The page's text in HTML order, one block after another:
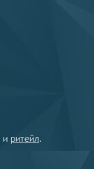
и ритейл.